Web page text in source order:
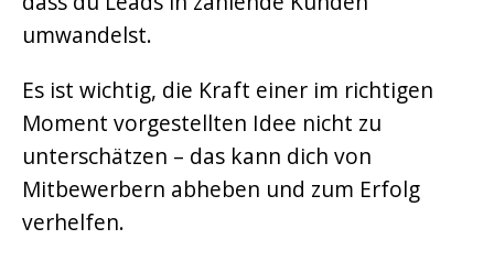
umwandelst.
Es ist wichtig, die Kraft einer im richtigen
Moment vorgestellten Idee nicht zu
unterschätzen – das kann dich von
Mitbewerbern abheben und zum Erfolg
verhelfen.